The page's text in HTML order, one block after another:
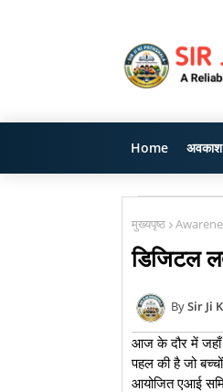
Home अवकाश
मुख्यपृष्ठ
डिजिटल
Sir Ji
आज के दौर में जहाँ
पहल की है जो
आयोजित एआई